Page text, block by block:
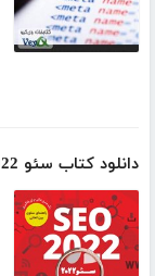
دانلود کتاب سئو 2022